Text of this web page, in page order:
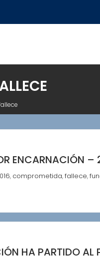
ENCARNACIÓN –
, comprometida,fallece,
HA PARTIDO AL